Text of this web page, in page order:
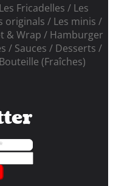
Les Fricadelles
Les
originals
Les minis
& Wrap
Hamburger
Sauces
Desserts
(Fraîches)